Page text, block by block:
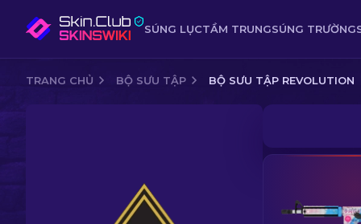
SÚNG LỤCTẦM TRUNGSÚNG TRƯỜNG
TRANG CHỦ BỘ SƯU TẬP BỘ SƯU TẬP REVOLUTION